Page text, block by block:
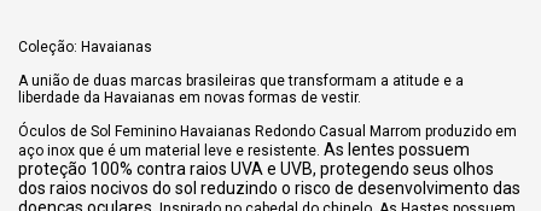
Coleção: Havaianas
A união de duas marcas brasileiras que transformam a atitude e a
liberdade da Havaianas em novas formas de vestir.
Óculos de Sol Feminino Havaianas Redondo Casual Marrom produzido em
aço inox que é um material leve e resistente. As lentes possuem
proteção 100% contra raios UVA e UVB, protegendo seus olhos
dos raios nocivos do sol reduzindo o risco de desenvolvimento das